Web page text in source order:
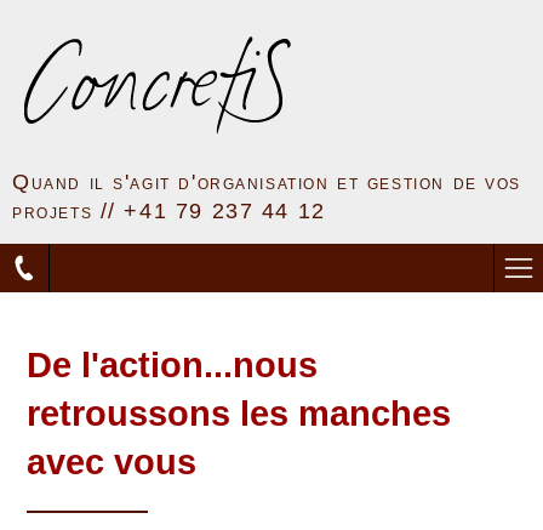
Quand il s'agit d'organisation et gestion de vos
projets // +41 79 237 44 12
De l'action...nous
retroussons les manches
avec vous